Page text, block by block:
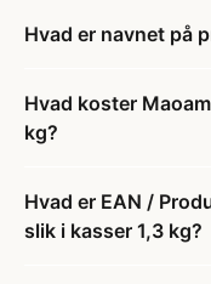
Hvad er navnet på
Hvad koster
kg?
Hvad er EAN /
slik i kasser 1,3 kg?